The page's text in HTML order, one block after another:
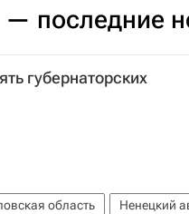
последние
губернаторских
область
Ненецкий